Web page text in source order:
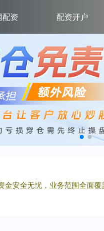
配资 配资开户
安全无忧，业务范围全面